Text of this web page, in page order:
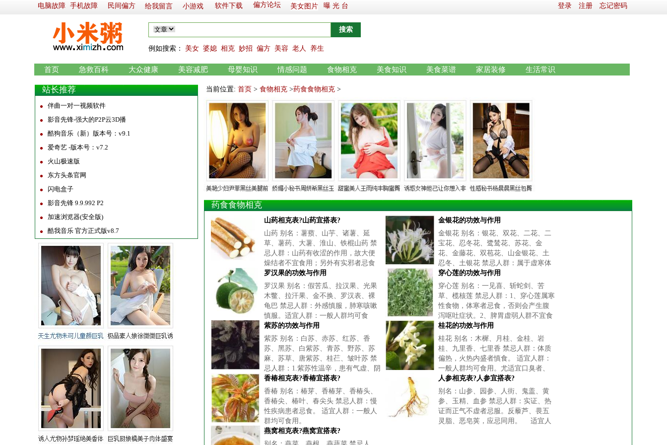
首页 急救百科 大众健康 美容减肥 母婴知识 情感问题 食物相克 美食知识 美食菜谱 家居装修 生活常识
登录 注册 忘记密码
软件下载
小游戏
手机故障 民间偏方 给我留言 偏方论坛 美女图片 曝 光 台
例如搜索： 美女 婆媳 相克 妙招 偏方 美容 老人 养生
电脑故障
站长推荐
伴曲一对一视频软件
影音先锋-强大的P2P云3D播
酷狗音乐（新）版本号：v9.1
爱奇艺 -版本号：v7.2
火山极速版
东方头条官网
闪电盒子
影音先锋 9.9.992 P2
加速浏览器(安全版)
酷我音乐 官方正式版v8.7
当前位置: 首页 > 食物相克 >药食食物相克 >
药食食物相克
山药相克表?山药宜搭表?
山药 别名：薯蓣、山芋、诸薯、延
草、薯药、大薯、淮山、铁棍山药 禁
忌人群：山药有收涩的作用，故大便
燥结者不宜食用；另外有实邪者忌食
山药。适宜人群：一般人群均可食
用。适宜糖尿病患者、腹胀、病后虚
弱者
金银花的功效与作用
金银花 别名：银花、双花、二花、二
宝花、忍冬花、鹭鸶花、苏花、金
花、金藤花、双苞花、山金银花、土
忍冬、土银花 禁忌人群：属于虚寒体
质、经期或怀孕期间的女性不宜食用
金银花，否则会导致月经不调，影
罗汉果的功效与作用
罗汉果 别名：假苦瓜、拉汉果、光果
木鳖、拉汗果、金不换、罗汉表、裸
龟巴 禁忌人群：外感慎服，肺寒咳嗽
慎服。适宜人群：一般人群均可食
用。尤适宜失音、扁桃体发炎、咽喉
炎患者。
穿心莲的功效与作用
穿心莲 别名：一见喜、斩蛇剑、苦
草、榄核莲 禁忌人群：1、穿心莲属寒
性食物，体寒者忌食，否则会产生腹
泻呕吐症状。2、脾胃虚弱人群不宜食
用，穿心莲性寒会加重患者肠胃不适
症状。3、穿心莲会导致头晕、恶
紫苏的功效与作用
紫苏 别名：白苏、赤苏、红苏、香
苏、黑苏、白紫苏、青苏、野苏、苏
麻、苏草、唐紫苏、桂芢、皱叶苏 禁
忌人群：1.紫苏性温辛，患有气虚、阴
虚及温病的人也不能食用紫苏叶。2.紫
苏叶不能食用过多，因紫苏含
桂花的功效与作用
桂花 别名：木樨、月桂、金桂、岩
桂、九里香、七里香 禁忌人群：体质
偏热，火热内盛者慎食。 适宜人群：
一般人群均可食用。尤适宜口臭者、
牙痛者、慢性支气管炎患者。
香椿相克表?香椿宜搭表?
香椿 别名：椿芽、香椿芽、香椿头、
香椿尖、椿叶、春尖头 禁忌人群：慢
性疾病患者忌食。 适宜人群：一般人
群均可食用。
人参相克表?人参宜搭表?
别名：山参、园参、人街、鬼盖、黄
参、玉精、血参 禁忌人群：实证、热
证而正气不虚者忌服。反藜芦、畏五
灵脂、恶皂荚，应忌同用。 适宜人
燕窝相克表?燕窝宜搭表?